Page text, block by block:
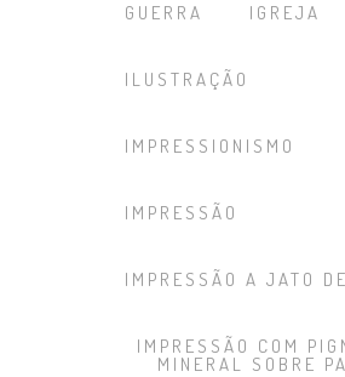
GUERRA IGREJA
ILUSTRAÇÃO
IMPRESSIONISMO
IMPRESSÃO
IMPRESSÃO A JATO
IMPRESSÃO COM
MINERAL SOBRE